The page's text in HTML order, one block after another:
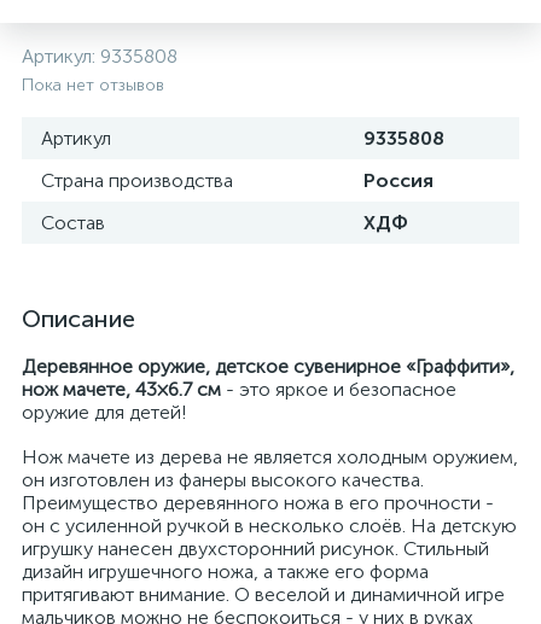
Артикул: 9335808
Пока нет отзывов
Артикул
9335808
Страна производства
Россия
Состав
ХДФ
Описание
Деревянное оружие, детское сувенирное «Граффити»,
нож мачете, 43×6.7 см - это яркое и безопасное
оружие для детей!
Нож мачете из дерева не является холодным оружием,
он изготовлен из фанеры высокого качества.
Преимущество деревянного ножа в его прочности -
он с усиленной ручкой в несколько слоёв. На детскую
игрушку нанесен двухсторонний рисунок. Стильный
дизайн игрушечного ножа, а также его форма
притягивают внимание. О веселой и динамичной игре
мальчиков можно не беспокоиться - у них в руках